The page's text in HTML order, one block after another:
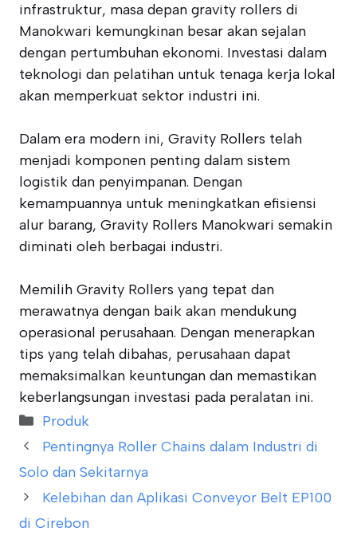
infrastruktur, masa depan gravity rollers di
Manokwari kemungkinan besar akan sejalan
dengan pertumbuhan ekonomi. Investasi dalam
teknologi dan pelatihan untuk tenaga kerja lokal
akan memperkuat sektor industri ini.
Dalam era modern ini, Gravity Rollers telah
menjadi komponen penting dalam sistem
logistik dan penyimpanan. Dengan
kemampuannya untuk meningkatkan efisiensi
alur barang, Gravity Rollers Manokwari semakin
diminati oleh berbagai industri.
Memilih Gravity Rollers yang tepat dan
merawatnya dengan baik akan mendukung
operasional perusahaan. Dengan menerapkan
tips yang telah dibahas, perusahaan dapat
memaksimalkan keuntungan dan memastikan
keberlangsungan investasi pada peralatan ini.
Categories
Produk
Pentingnya Roller Chains dalam Industri di
Solo dan Sekitarnya
Kelebihan dan Aplikasi Conveyor Belt EP100
di Cirebon